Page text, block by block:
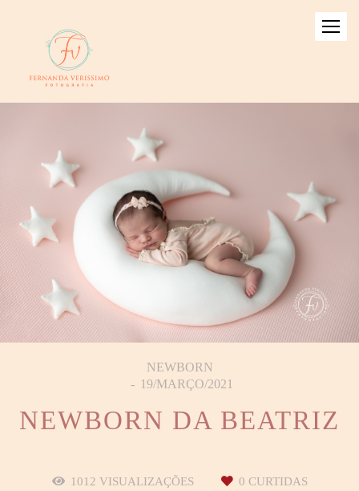
NEWBORN
19/MARÇO/2021
NEWBORN DA BEATRIZ
1012 VISUALIZAÇÕES 0 CURTIDAS